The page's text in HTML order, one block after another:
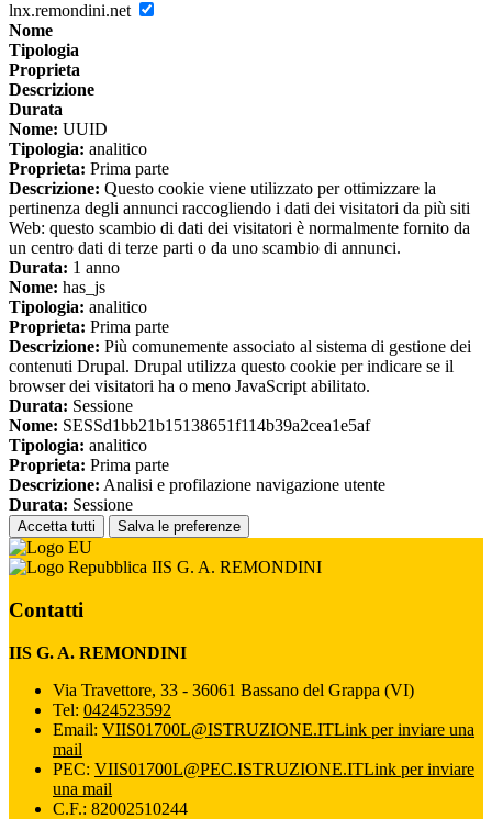
lnx.remondini.net
Nome
Tipologia
Proprieta
Descrizione
Durata
Nome: UUID
Tipologia: analitico
Proprieta: Prima parte
Descrizione: Questo cookie viene utilizzato per ottimizzare la
pertinenza degli annunci raccogliendo i dati dei visitatori da più siti
Web: questo scambio di dati dei visitatori è normalmente fornito da
un centro dati di terze parti o da uno scambio di annunci.
Durata: 1 anno
Nome: has_js
Tipologia: analitico
Proprieta: Prima parte
Descrizione: Più comunemente associato al sistema di gestione dei
contenuti Drupal. Drupal utilizza questo cookie per indicare se il
browser dei visitatori ha o meno JavaScript abilitato.
Durata: Sessione
Nome: SESSd1bb21b15138651f114b39a2cea1e5af
Tipologia: analitico
Proprieta: Prima parte
Descrizione: Analisi e profilazione navigazione utente
Durata: Sessione
Accetta tutti Salva le preferenze
IIS G. A. REMONDINI
Contatti
IIS G. A. REMONDINI
Via Travettore, 33 - 36061 Bassano del Grappa (VI)
Tel: 0424523592
Email: VIIS01700L@ISTRUZIONE.ITLink per inviare una
mail
PEC: VIIS01700L@PEC.ISTRUZIONE.ITLink per inviare
una mail
C.F.: 82002510244